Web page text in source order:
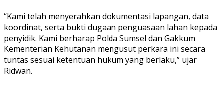
“Kami telah menyerahkan dokumentasi lapangan, data
koordinat, serta bukti dugaan penguasaan lahan kepada
penyidik. Kami berharap Polda Sumsel dan Gakkum
Kementerian Kehutanan mengusut perkara ini secara
tuntas sesuai ketentuan hukum yang berlaku,” ujar
Ridwan.